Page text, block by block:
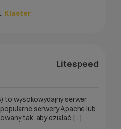
Klaster
Litespeed
to wysokowydajny serwer
serwery Apache lub
tak, aby działać [...]